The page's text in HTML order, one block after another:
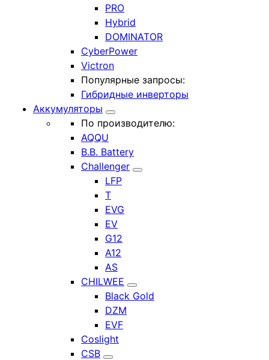
PRO
Hybrid
DOMINATOR
CyberPower
Victron
Популярные запросы:
Гибридные инверторы
Аккумуляторы
По производителю:
AQQU
B.B. Battery
Challenger
LFP
T
EVG
EV
G12
A12
AS
CHILWEE
Black Gold
DZM
EVF
Coslight
CSB